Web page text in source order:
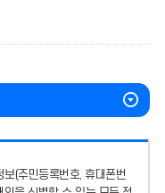
보(주민등록번호, 휴대폰번